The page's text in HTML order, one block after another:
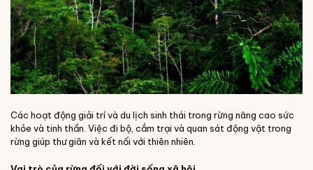
Các hoạt động giải trí và du lịch sinh thái trong rừng nâng cao sức
khỏe và tinh thần. Việc đi bộ, cắm trại và quan sát động vật trong
rừng giúp thư giãn và kết nối với thiên nhiên.